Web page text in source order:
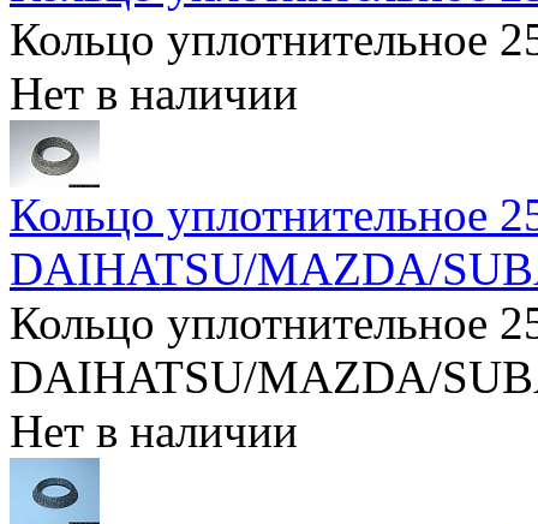
Кольцо уплотнительное
Нет в наличии
Кольцо уплотнительное
DAIHATSU/MAZDA/
Кольцо уплотнительное
DAIHATSU/MAZDA/
Нет в наличии